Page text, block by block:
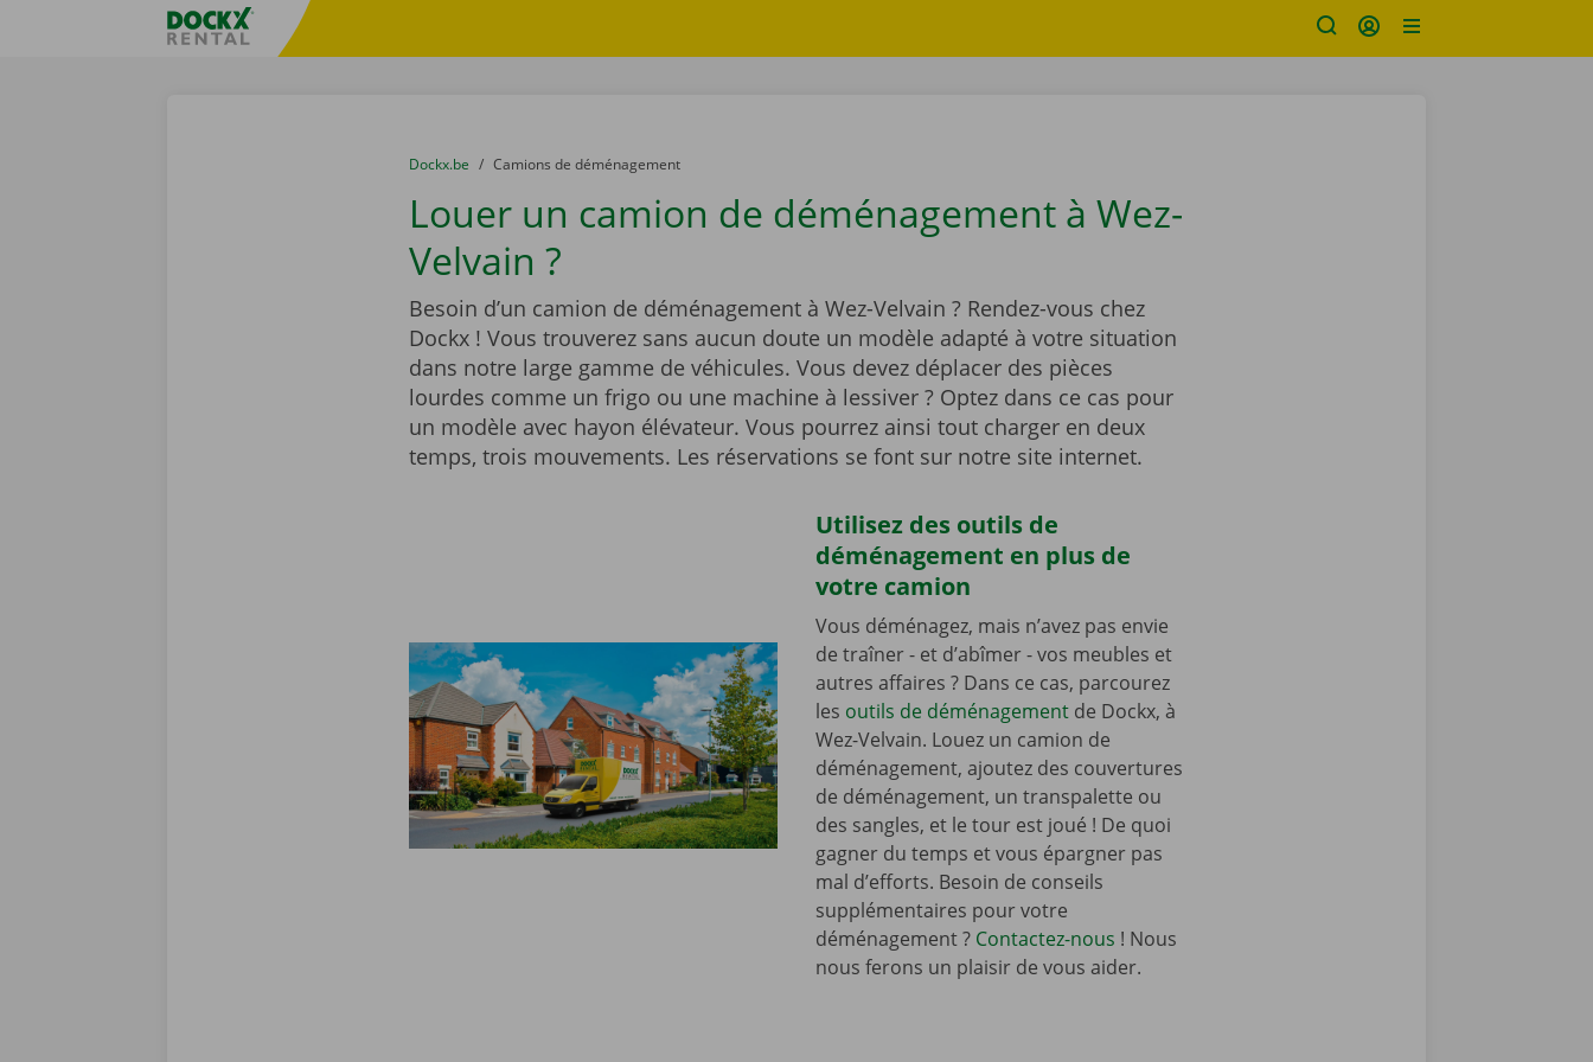
sitename
You are here:
du
Dockx.be to
Camions de déménagement
Louer un camion de déménagement à Wez-
Velvain ?
Besoin d’un camion de déménagement à Wez-Velvain ? Rendez-vous chez
Dockx ! Vous trouverez sans aucun doute un modèle adapté à votre situation
dans notre large gamme de véhicules. Vous devez déplacer des pièces
lourdes comme un frigo ou une machine à lessiver ? Optez dans ce cas pour
un modèle avec hayon élévateur. Vous pourrez ainsi tout charger en deux
temps, trois mouvements. Les réservations se font sur notre site internet.
Utilisez des outils de
déménagement en plus de
votre camion
Vous déménagez, mais n’avez pas envie
de traîner - et d’abîmer - vos meubles et
autres affaires ? Dans ce cas, parcourez
les outils de déménagementde Dockx, à
Wez-Velvain. Louez un camion de
déménagement, ajoutez des couvertures
de déménagement, un transpalette ou
des sangles, et le tour est joué ! De quoi
gagner du temps et vous épargner pas
mal d’efforts. Besoin de conseils
supplémentaires pour votre
déménagement ? Contactez-nous ! Nous
nous ferons un plaisir de vous aider.